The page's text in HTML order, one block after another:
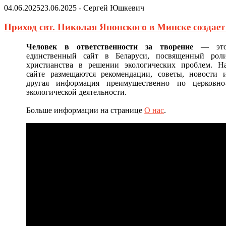
04.06.202523.06.2025 - Сергей Юшкевич
Приход свт. Николая Японского в Минске
Человек в ответственности за творение—
единственный сайт в Беларуси, посвященный
христианства в решении экологических проблем.
сайте размещаются рекомендации, советы, новости
другая информация преимущественно по
экологической деятельности.
Больше информации на страницеО нас.